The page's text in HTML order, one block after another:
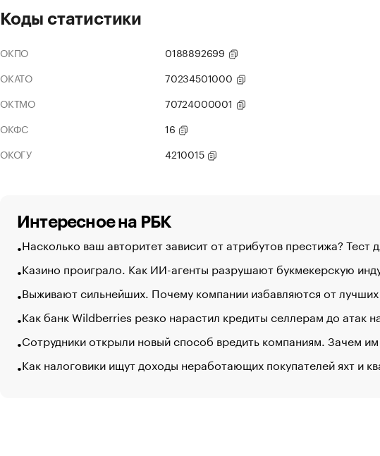
Коды статистики
ОКПО
0188892699
ОКАТО
70234501000
ОКТМО
70724000001
ОКФС
16
ОКОГУ
4210015
Интересное на РБК
Насколько ваш авторитет зависит от атрибутов престижа? Тест
Казино проиграло. Как ИИ-агенты разрушают букмекерскую
Выживают сильнейших. Почему компании избавляются от лучших
Как банк Wildberries резко нарастил кредиты селлерам до атак
Сотрудники открыли новый способ вредить компаниям. Зачем
Как налоговики ищут доходы неработающих покупателей яхт и